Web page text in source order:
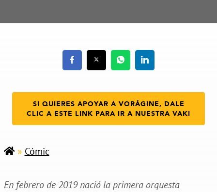
SI QUIERES APOYAR A VORÁGINE, DALE
CLIC A ESTE LINK PARA IR A NUESTRA VAKI
» Cómic
En febrero de 2019 nació la primera orquesta